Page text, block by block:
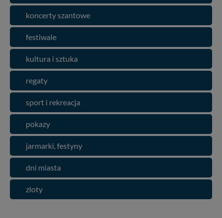
koncerty szantowe
festiwale
kultura i sztuka
regaty
sport i rekreacja
pokazy
jarmarki, festyny
dni miasta
zloty